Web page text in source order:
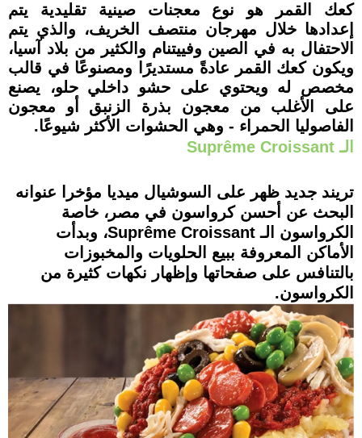
كعك القمر هو نوع معجنات صينية تقليدية يتم
إعدادها خلال مهرجان منتصف الخريف، والذي يتم
الاحتفال به في الصين وفييتنام والكثير من بلاد آسيا،
ويكون كعك القمر عادةً مستديرًا ومصنوعًا في قالب
مخصص له ويحتوي على حشو داخلي حلو، يصنع
على الأغلب من معجون بذرة الزنبق أو معجون
الفاصوليا الحمراء - وهي الحشوات الأكثر شيوعًا.
الـ Suprême Croissant
تريند جديد ظهر على السوشيال ميديا مؤخرا عنوانه
البحث عن أحسن كرواسون في مصر، خاصة
الكرواسون الـ Suprême Croissant، وبدأت
الأماكن المعروفة ببيع الحلويات والمخبوزات
بالتنافس على صفحاتها وإظهار نكهات كثيرة من
الكرواسون.